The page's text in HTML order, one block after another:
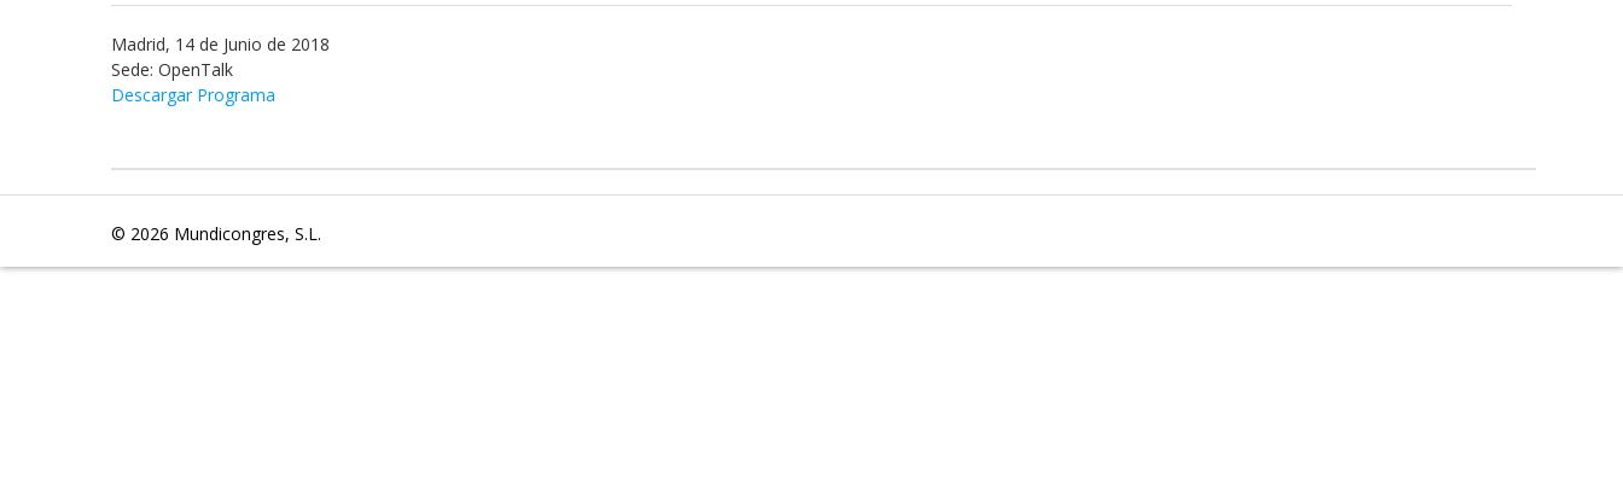
Madrid, 14 de Junio de 2018
Sede: OpenTalk
Descargar Programa
© 2026 Mundicongres, S.L.